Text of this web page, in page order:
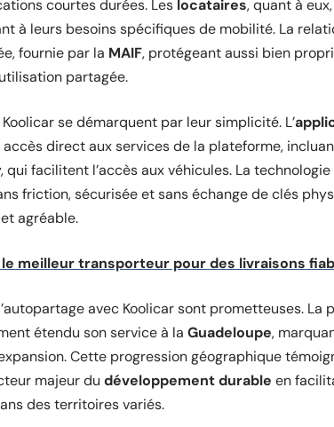
courtes durées. Les locataires, quant à
à leurs besoins spécifiques de mobilité. La
fournie par la MAIF, protégeant aussi bien
partagée.
se démarquent par leur simplicité. L’
direct aux services de la plateforme,
qui facilitent l’accès aux véhicules. La technologie
friction, sécurisée et sans échange de clés
agréable.
meilleur transporteur pour des livraisons
avec Koolicar sont prometteuses. La
étendu son service à la Guadeloupe,
Cette progression géographique
majeur du développement durable en
des territoires variés.